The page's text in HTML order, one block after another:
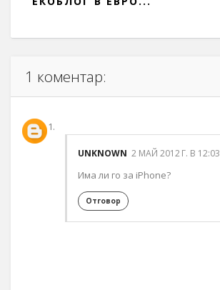
1 коментар:
UNKNOWN 2 МАЙ 2012 Г. В 12:03
Има ли го за iPhone?
Отговор